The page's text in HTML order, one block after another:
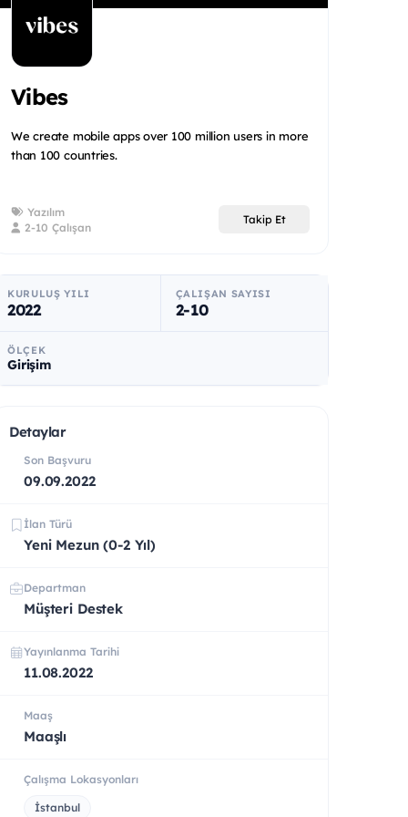
Vibes
We create mobile apps over 100 million users in more
than 100 countries.
Yazılım
2-10 Çalışan
Takip Et
KURULUŞ YILI
2022
ÇALIŞAN SAYISI
2-10
ÖLÇEK
Girişim
Detaylar
Son Başvuru
09.09.2022
İlan Türü
Yeni Mezun (0-2 Yıl)
Departman
Müşteri Destek
Yayınlanma Tarihi
11.08.2022
Maaş
Maaşlı
Çalışma Lokasyonları
İstanbul